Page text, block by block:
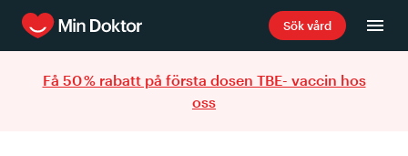
Sök vård
Få 50 % rabatt på första dosen TBE- vaccin hos
oss